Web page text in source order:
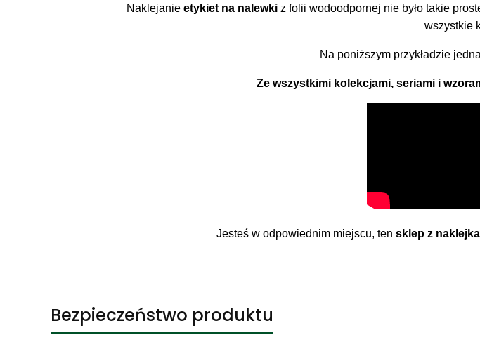
Naklejanie etykiet na nalewkiz folii wodoodpornej nie było takie
wszystkie
Na poniższym przykładzie
Ze wszystkimi kolekcjami, seriami i
Jesteś w odpowiednim miejscu, ten sklep z
Bezpieczeństwo produktu